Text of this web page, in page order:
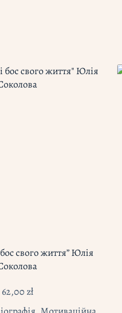
свого життя” Юлія
62,00zł